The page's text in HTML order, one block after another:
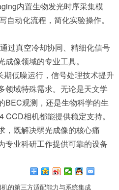
内置生物发光时序采集模
动化流程，简化实验操作。
过真空冷却协同、精细化信号
像领域的专业工具。
低噪运行，信号处理技术提升
领域特殊需求。无论是天文学
BEC观测，还是生物科学的生
CCD相机都能提供稳定支持。
，既解决弱光成像的核心痛
专业科研工作提供可靠的设备
的第三方适配能力与系统集成